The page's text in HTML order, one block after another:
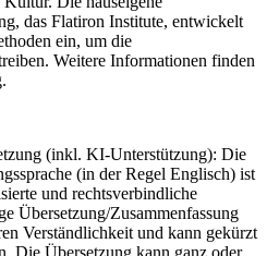
das Flatiron Institute, entwickelt
ein, um die
Weitere Informationen finden
(inkl. KI-Unterstützung): Die
(in der Regel Englisch) ist
und rechtsverbindliche
Übersetzung/Zusammenfassung
Verständlichkeit und kann gekürzt
Die Übersetzung kann ganz oder